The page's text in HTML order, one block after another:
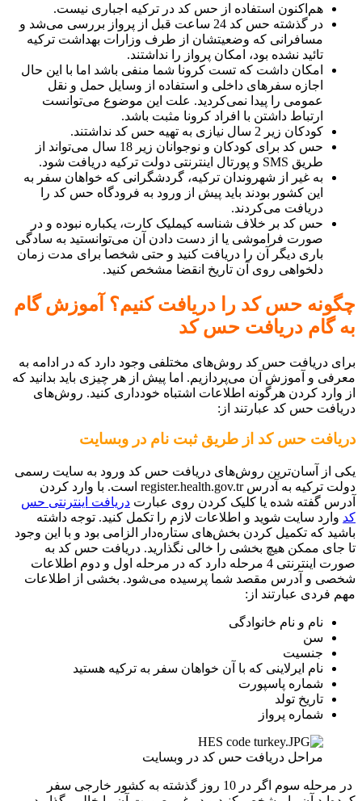
هم‌اکنون استفاده از حس کد در ترکیه اجباری نیست.
در گذشته حس کد 24 ساعت قبل از پرواز بررسی می‌شد و
مسافرانی که وضعیتشان از طرف وزارات بهداشت ترکیه
تائید نشده بود، امکان پرواز را نداشتند.
امکان داشت که تست کرونا شما منفی باشد اما با این حال
اجازه سفرهای داخلی و استفاده از وسایل حمل و نقل
عمومی را پیدا نمی‌کردید. علت این موضوع می‌‌توانست
ارتباط داشتن با افراد کرونا مثبت باشد.
کودکان زیر 2 سال نیازی به تهیه حس کد نداشتند.
حس کد برای کودکان و نوجوانان زیر 18 سال می‌تواند از
طریق SMS و پورتال اینترنتی دولت ترکیه دریافت شود.
به غیر از شهروندان ترکیه، گردشگرانی که خواهان سفر به
این کشور بودند باید پیش از ورود به فرودگاه حس کد را
دریافت می‌کردند.
حس کد بر خلاف شناسه کیملیک کارت، یکباره نبوده و در
صورت فراموشی یا از دست دادن آن می‌توانستید به سادگی
باری دیگر آن را دریافت کنید و حتی شخصا برای مدت زمان
دلخواهی روی آن تاریخ انقضا مشخص کنید.
چگونه حس کد را دریافت کنیم؟ آموزش گام
به گام دریافت حس کد
برای دریافت حس کد روش‌های مختلفی وجود دارد که در ادامه به
معرفی و آموزش آن می‌پردازیم. اما پیش از هر چیزی باید بدانید که
از وارد کردن هرگونه اطلاعات اشتباه خودداری کنید. روش‌های
دریافت حس کد عبارتند از:
دریافت حس کد از طریق ثبت نام در وبسایت
یکی از آسان‌ترین روش‌های دریافت حس کد ورود به سایت رسمی
دولت ترکیه به آدرس register.health.gov.tr است. با وارد کردن
آدرس گفته شده یا کلیک کردن روی عبارت دریافت اینترنتی حس
کد وارد سایت شوید و اطلاعات لازم را تکمل کنید. توجه داشته
باشید که تکمیل کردن بخش‌های ستاره‌دار الزامی بود و با این وجود
تا جای ممکن هیچ بخشی را خالی نگذارید. دریافت حس کد به
صورت اینترنتی 4 مرحله دارد که در مرحله اول و دوم اطلاعات
شخصی و آدرس مقصد شما پرسیده می‌شود. بخشی از اطلاعات
مهم فردی عبارتند از:
نام و نام خانوادگی
سن
جنسیت
نام ایرلاینی که با آن خواهان سفر به ترکیه هستید
شماره پاسپورت
تاریخ تولد
شماره پرواز
مراحل دریافت حس کد در وبسایت
در مرحله سوم اگر در 10 روز گذشته به کشور خارجی سفر